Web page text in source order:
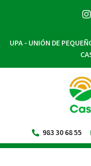
UPA - UNIÓN DE
983 30 68 55